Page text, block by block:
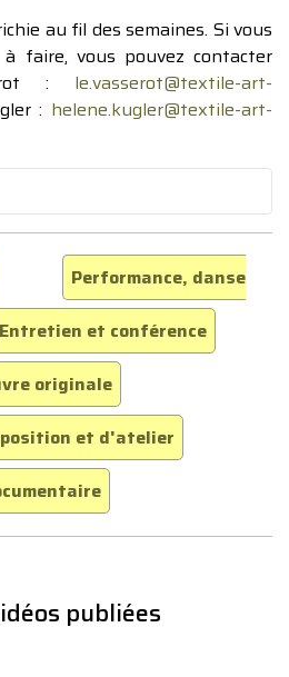
au fil des semaines. Si vous
faire, vous pouvez contacter
: le.vasserot@textile-art-
: helene.kugler@textile-art-
Performance, danse
Entretien et conférence
originale
et d'atelier
publiées